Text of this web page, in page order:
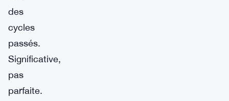
des
cycles
passés.
Significative,
pas
parfaite.